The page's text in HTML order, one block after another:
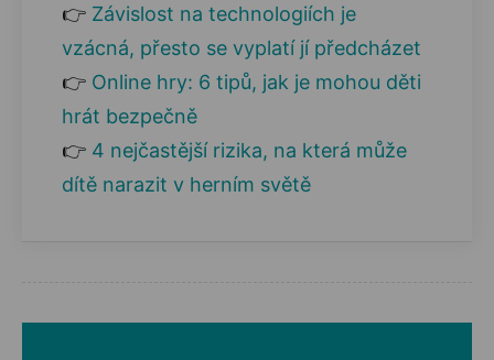
👉 Závislost na technologiích je
vzácná, přesto se vyplatí jí předcházet
👉 Online hry: 6 tipů, jak je mohou děti
hrát bezpečně
👉 4 nejčastější rizika, na která může
dítě narazit v herním světě